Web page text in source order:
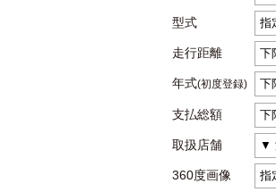
型式
走行距離
年式(初度登録)
支払総額
取扱店舗
360度画像